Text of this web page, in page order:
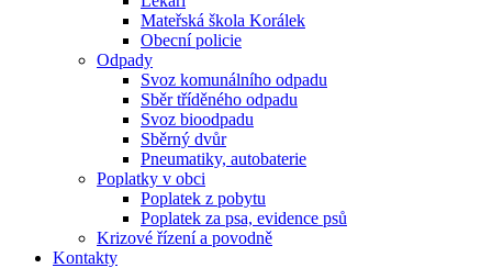
Mateřská škola Korálek
Obecní policie
Odpady
Svoz komunálního odpadu
Sběr tříděného odpadu
Svoz bioodpadu
Sběrný dvůr
Pneumatiky, autobaterie
Poplatky v obci
Poplatek z pobytu
Poplatek za psa, evidence psů
Krizové řízení a povodně
Kontakty